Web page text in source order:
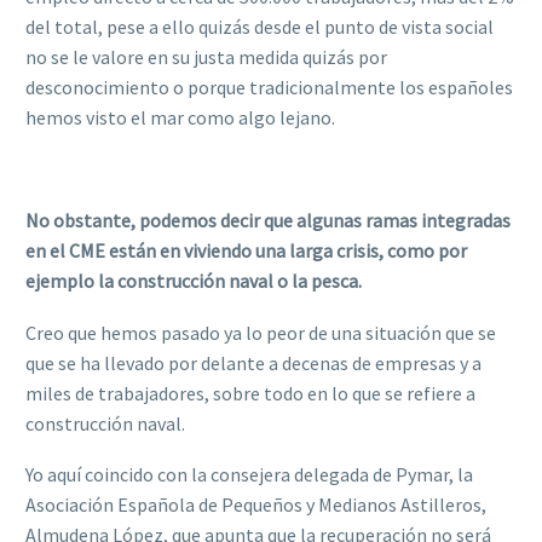
del total, pese a ello quizás desde el punto de vista social
no se le valore en su justa medida quizás por
desconocimiento o porque tradicionalmente los españoles
hemos visto el mar como algo lejano.
No obstante, podemos decir que algunas ramas integradas
en el CME están en viviendo una larga crisis, como por
ejemplo la construcción naval o la pesca.
Creo que hemos pasado ya lo peor de una situación que se
que se ha llevado por delante a decenas de empresas y a
miles de trabajadores, sobre todo en lo que se refiere a
construcción naval.
Yo aquí coincido con la consejera delegada de Pymar, la
Asociación Española de Pequeños y Medianos Astilleros,
Almudena López, que apunta que la recuperación no será